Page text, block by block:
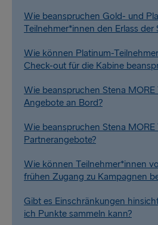
Wie beanspruchen Gold- und
Teilnehmer*innen den Erlass der
Wie können Platinum-
Check-out für die Kabine
Wie beanspruchen Stena
Angebote an Bord?
Wie beanspruchen Stena
Partnerangebote?
Wie können Teilnehmer*innen
frühen Zugang zu Kampagnen
Gibt es Einschränkungen
ich Punkte sammeln kann?